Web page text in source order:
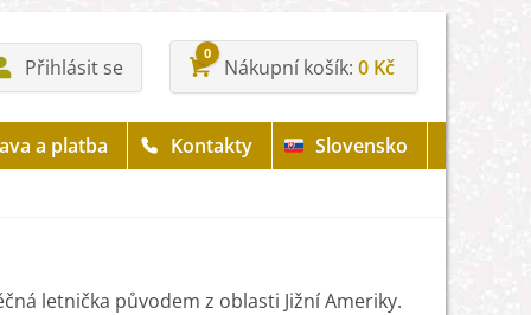
Přihlásit se
0
Nákupní košík 0 Kč
a platba Kontakty
Slovensko
letnička původem z oblasti Jižní Ameriky.